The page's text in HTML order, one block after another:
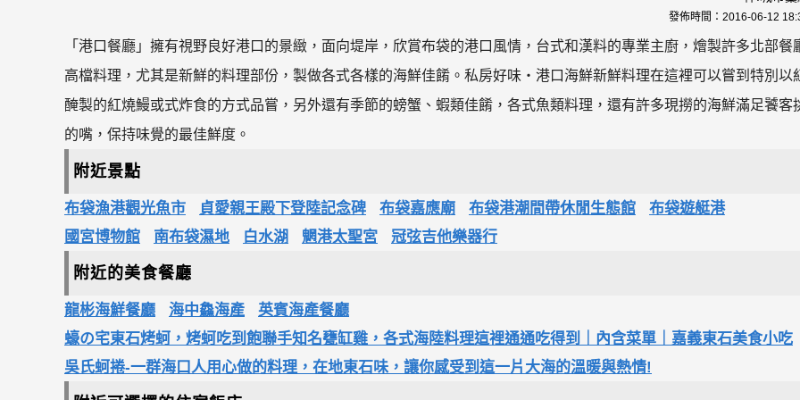
發佈時間： 2016-06-12
「港口餐廳」擁有視野良好港口的景緻，面向堤岸，欣賞布袋的港口風情，台式和漢料的專業主廚，燴製許多北部餐
高檔料理，尤其是新鮮的料理部份，製做各式各樣的海鮮佳餚。私房好味‧港口海鮮新鮮料理在這裡可以嘗到特別以
醃製的紅燒鰻或式炸食的方式品嘗，另外還有季節的螃蟹、蝦類佳餚，各式魚類料理，還有許多現撈的海鮮滿足饕客
的嘴，保持味覺的最佳鮮度。
附近景點
布袋漁港觀光魚市 貞愛親王殿下登陸記念碑 布袋嘉應廟 布袋港潮間帶休閒生態館
布袋遊艇港
國宮博物館
南布袋濕地 白水湖 魍港太聖宮 冠弦吉他樂器行
附近的美食餐廳
龍彬海鮮餐廳 海中鱻海產
英賓海產餐廳
蠔の宅東石烤蚵，烤蚵吃到飽聯手知名甕缸雞，各式海陸料理這裡通通吃得到｜內含菜單｜嘉義東石美食小吃
吳氏蚵捲-一群海口人用心做的料理，在地東石味，讓你感受到這一片大海的溫暖與熱情!